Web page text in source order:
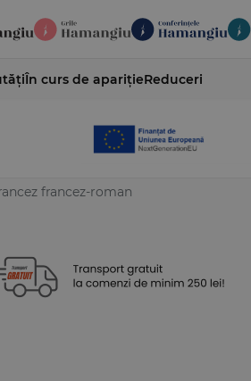
În curs de aparițieReduceri
francez-roman